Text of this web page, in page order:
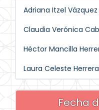
Adriana Itzel Vázquez
Claudia Verónica
Héctor Mancilla
Laura Celeste
Fecha